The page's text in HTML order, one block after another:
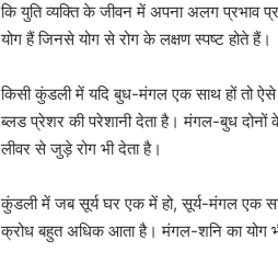
कि युति व्‍यक्‍ति के जीवन में अपना अलग प्रभाव
योग हैं जिनसे योग से रोग के लक्षण स्‍पष्‍ट होते हैं।
किसी कुंडली में यदि बुध-मंगल एक साथ हों तो ऐसे
ब्‍लड प्रेशर की परेशानी देता है। मंगल-बुध दोनों
लीवर से जुड़े रोग भी देता है।
कुंडली में जब सूर्य घर एक में हो, सूर्य-मंगल एक
क्रोध बहुत अधिक आता है। मंगल-शनि का योग